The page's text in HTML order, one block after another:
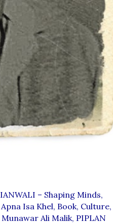
– Shaping Minds,
Apna Isa Khel, Book, Culture,
Munawar Ali Malik, PIPLAN